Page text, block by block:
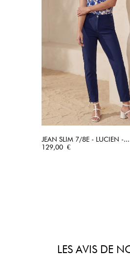
JEAN SLIM 7/8E - LUCIEN -...
Prix
129,00 €
LES AVIS DE